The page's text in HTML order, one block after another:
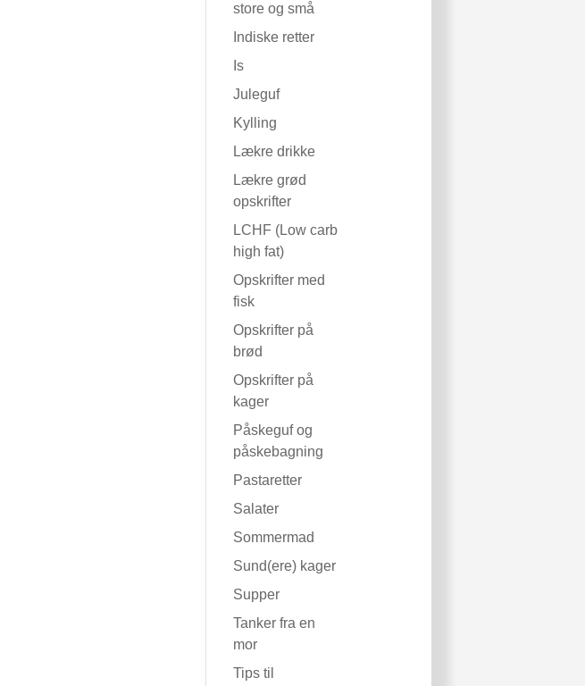
store og små
Indiske retter
Is
Juleguf
Kylling
Lækre drikke
Lækre grød
opskrifter
LCHF (Low carb
high fat)
Opskrifter med
fisk
Opskrifter på
brød
Opskrifter på
kager
Påskeguf og
påskebagning
Pastaretter
Salater
Sommermad
Sund(ere) kager
Supper
Tanker fra en
mor
Tips til